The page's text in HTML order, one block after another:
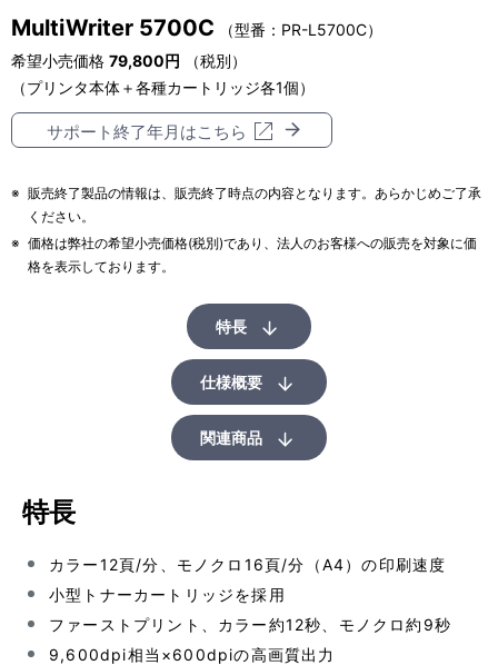
し
て
い
ま
す
。
シ
ョ
ン
MultiWriter 5700C （型番：PR-L5700C）
希望小売価格 79,800円 （税別）
（プリンタ本体＋各種カートリッジ各1個）
サポート終了年月はこちら
※ 販売終了製品の情報は、販売終了時点の内容となります。あらかじめご了承
ください。
※ 価格は弊社の希望小売価格(税別)であり、法人のお客様への販売を対象に価
格を表示しております。
特長
仕様概要
関連商品
特長
カラー12頁/分、モノクロ16頁/分（A4）の印刷速度
小型トナーカートリッジを採用
ファーストプリント、カラー約12秒、モノクロ約9秒
9,600dpi相当×600dpiの高画質出力